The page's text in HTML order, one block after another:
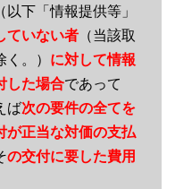
（以下「情報提供等」
ていない者 （当該取
。） に対して情報
した場合であって
ば次の要件の全てを
が正当な対価の支払
の交付に要した費用